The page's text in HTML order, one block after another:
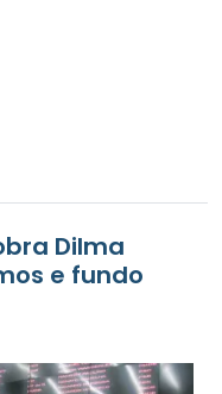
Dilma
e fundo